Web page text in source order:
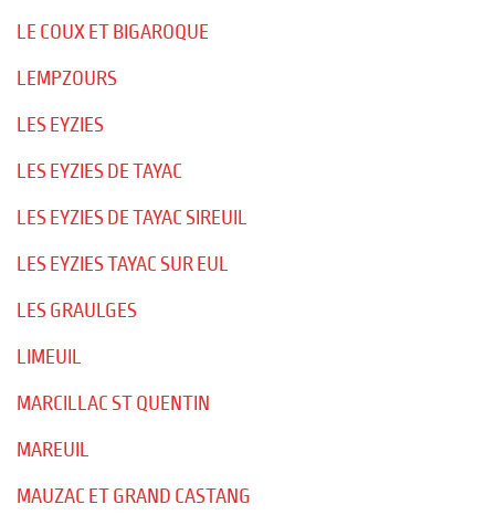
LE COUX ET BIGAROQUE
LEMPZOURS
LES EYZIES
LES EYZIES DE TAYAC
LES EYZIES DE TAYAC SIREUIL
LES EYZIES TAYAC SUR EUL
LES GRAULGES
LIMEUIL
MARCILLAC ST QUENTIN
MAREUIL
MAUZAC ET GRAND CASTANG